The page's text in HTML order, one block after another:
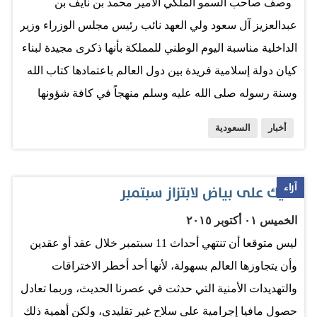
الله، فإننا نشكر الله على نعمه التي لا تحصى، ومنَّ بها علينا،
أمناً وأماناً، واستقراراً، رغم ما يحيط بإقليمنا…
وصف صاحب السمو الملكي الأمير محمد بن نايف بن
عبدالعزيز آل سعود ولي العهد نائب رئيس مجلس الوزراء وزير
الداخلية مناسبة اليوم الوطني للمملكة بأنها ذكرى مجيدة لبناء
كيان دولة إسلامية فريدة بين دول العالم باعتمادها كتاب الله
وسنة رسوله صلى الله عليه وسلم منهجاً في كافة شؤونها
آل سعود أعزه الله ورعاه للحرمين الشريفين وكافة شؤون
الله في عهده الزاهر مزيداً من التطور والازدهار والنماء
وسيكون للشأن الإسلامي في عمومه مزيد الرعاية والعناية
من لدنه - حفظه الله -. وفيما يلي نص كلمة سمو ولي العهد:
يحتفل المسلمون في مشارق الأرض ومغاربها بحلول عيد
أخبار السعودية
آراء
شيك على بياض لابتزاز سبتمبر
الخميس ٠١ أكتوبر ٢٠١٥
ليس متوقعا أن تنتهي أحداث 11 سبتمبر خلال عقد أو عقدين
وأن يتجاوزها العالم بسهولة، لأنها أحد أخطر الاختراقات
والتهديدات الأمنية التي حدثت في عصرنا الحديث، وربما تعادل
حصول مافيا إجرامية على سلاح غير تقليدي، ولكن أهمية ذلك